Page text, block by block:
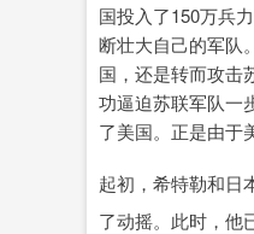
国投入了150万兵
断壮大自己的军队
国，还是转而攻击
功逼迫苏联军队一
了美国。正是由于
起初，希特勒和日
了动摇。此时，他